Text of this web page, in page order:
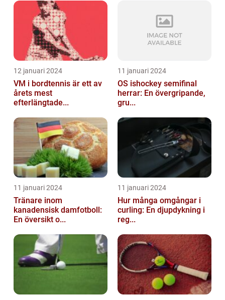
12 januari 2024
VM i bordtennis är ett av
årets mest
efterlängtade...
11 januari 2024
OS ishockey semifinal
herrar: En övergripande,
gru...
11 januari 2024
Tränare inom
kanadensisk damfotboll:
En översikt o...
11 januari 2024
Hur många omgångar i
curling: En djupdykning i
reg...